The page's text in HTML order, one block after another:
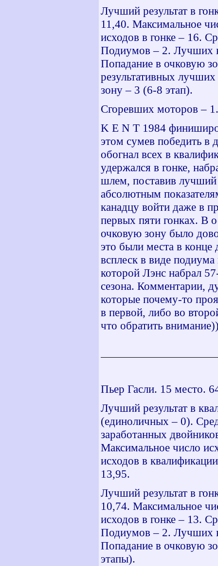
Лучший результат в
11,40. Максимальное
исходов в гонке – 16.
Подиумов – 2. Лучших
Попадание в очковую
результативных
зону – 3 (6-8 этап).
Сгоревших моторов –
K E N T 1984
этом сумев победить в
обогнал всех в
удержался в гонке,
шлем, поставив лучший
абсолютным
канадцу войти даже в
первых пяти гонках. В
очковую зону было
это были места в конце
всплеск в виде
которой Лэнс набрал
сезона. Комментарии,
которые почему-то
в первой, либо во
что обратить
Пьер Гасли. 15 место.
Лучший результат в
(единоличных – 0).
заработанных
Максимальное число
исходов в
13,95.
Лучший результат в
10,74. Максимальное
исходов в гонке – 13.
Подиумов – 2. Лучших
Попадание в очковую
этапы).